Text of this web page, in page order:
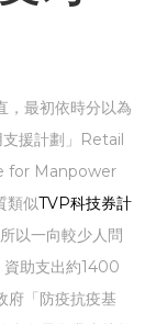
，最初依時分以為
援計劃」Retail
for Manpower
類似TVP科技券計
以一向較少人問
助支出約1400
府「防疫抗疫基